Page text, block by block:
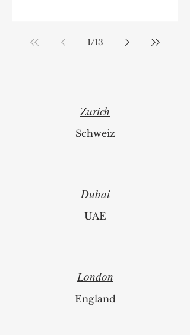
1/13
Zurich
Schweiz
Dubai
UAE
London
England